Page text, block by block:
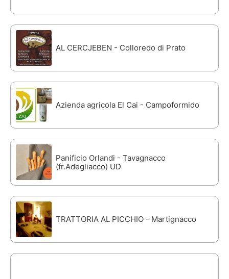
AL CERCJEBEN - Colloredo di Prato
Azienda agricola El Cai - Campoformido
Panificio Orlandi - Tavagnacco
(fr.Adegliacco) UD
TRATTORIA AL PICCHIO - Martignacco